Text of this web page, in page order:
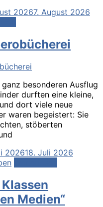
20267. August 2026
besonderen Ausflug
durften eine kleine,
dort viele neue
waren begeistert: Sie
stöberten
202618. Juli 2026
Medien“